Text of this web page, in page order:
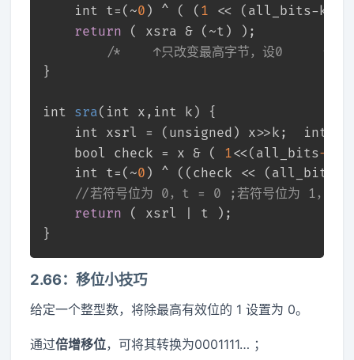
int t=(~0 ) ^ ( ( 1 << (all_bits-k))
return ( xsra & (~t) );
/*    ↑只改变最高字节，设0     */
}
int sra( int x, int k)
{
int xsrl = ( unsigned int
bool
check = x & ( 1<<(all_bits-1
int t=(~0 ) ^ ((check <<
//若符号位为 0，t = 0 ;若符号位为 1，t将
return ( xsrl | t );
}
2.66：移位小技巧
给定一个整型数，将除最高有效位的 1 设置为 0。
通过倍增移位，可将其转换为0001111… ；